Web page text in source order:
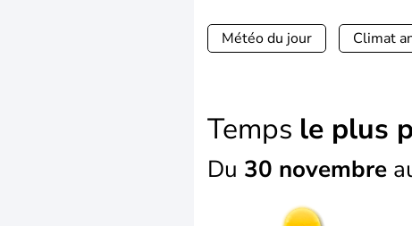
Météo du jour Climat
Temps le plus
Du 30 novembre